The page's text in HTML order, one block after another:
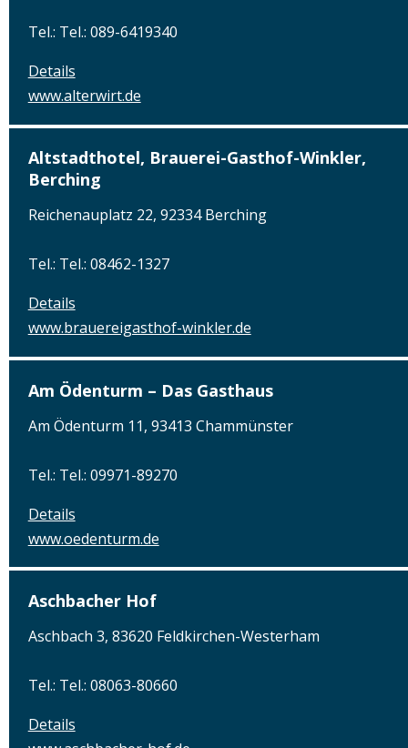
Tel.: Tel.: 089-6419340
Details
www.alterwirt.de
Altstadthotel, Brauerei-Gasthof-Winkler,
Berching
Reichenauplatz 22, 92334 Berching
Tel.: Tel.: 08462-1327
Details
www.brauereigasthof-winkler.de
Am Ödenturm – Das Gasthaus
Am Ödenturm 11, 93413 Chammünster
Tel.: Tel.: 09971-89270
Details
www.oedenturm.de
Aschbacher Hof
Aschbach 3, 83620 Feldkirchen-Westerham
Tel.: Tel.: 08063-80660
Details